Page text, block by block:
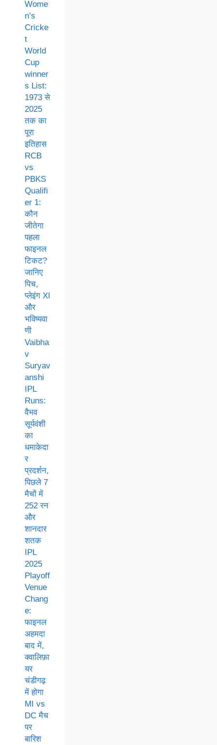
Wome
n’s
Cricke
t
World
Cup
winner
s List:
1973 से
2025
तक का
पूरा
इतिहास
RCB
vs
PBKS
Qualifi
er 1:
कौन
जीतेगा
पहला
फाइनल
टिकट?
जानिए
पिच,
प्लेइंग XI
और
भविष्यवा
णी
Vaibha
v
Suryav
anshi
IPL
Runs:
वैभव
सूर्यवंशी
का
धमाकेदा
र
प्रदर्शन,
पिछले 7
मैचों में
252 रन
और
शानदार
शतक
IPL
2025
Playoff
Venue
Chang
e:
फाइनल
अहमदा
बाद में,
क्वालिफ़ा
यर
चंडीगढ़
में होगा
MI vs
DC मैच
पर
बारिश